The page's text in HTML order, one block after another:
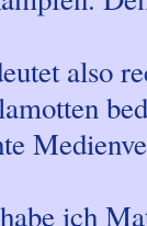
also
ich